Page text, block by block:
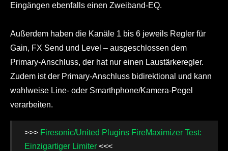
Eingängen ebenfalls einen Zweiband-EQ.
Außerdem haben die Kanäle 1 bis 6 jeweils Regler für
Gain, FX Send und Level – ausgeschlossen dem
Primary-Anschluss, der hat nur einen Laustärkeregler.
Zudem ist der Primary-Anschluss bidirektional und kann
wahlweise Line- oder Smarthphone/Kamera-Pegel
verarbeiten.
>>> Firesonic/United Plugins FireMaximizer Test:
Einzigartiger Limiter <<<